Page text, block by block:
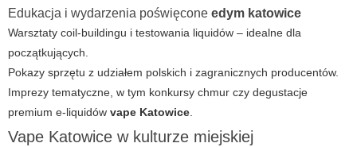
Edukacja i wydarzenia poświęcone edym katowice
Warsztaty coil-buildingu i testowania liquidów – idealne dla
początkujących.
Pokazy sprzętu z udziałem polskich i zagranicznych producentów.
Imprezy tematyczne, w tym konkursy chmur czy degustacje
premium e-liquidów vape Katowice.
Vape Katowice w kulturze miejskiej